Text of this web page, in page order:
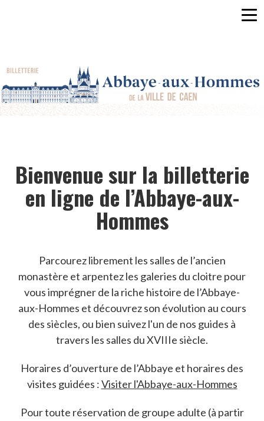
CRÉER
UN
COMPTE
Bienvenue sur la billetterie
en ligne de l’Abbaye-aux-
Hommes
Parcourez librement les salles de l’ancien
monastère et arpentez les galeries du cloitre pour
vous imprégner de la riche histoire de l’Abbaye-
aux-Hommes et découvrez son évolution au cours
des siècles, ou bien suivez l'un de nos guides à
travers les salles du XVIIIe siècle.
Horaires d’ouverture de l’Abbaye et horaires des
visites guidées :Visiter l'Abbaye-aux-Hommes
Pour toute réservation de groupe adulte (à partir